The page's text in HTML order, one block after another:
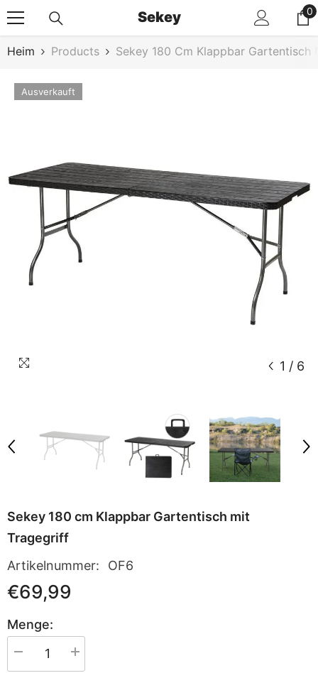
Sekey 00
Heim Products Sekey 180 Cm Klappbar Gartentisch
Ausverkauft
1 / 6
Sekey 180 cm Klappbar Gartentisch mit
Tragegriff
Artikelnummer:
OF6
€69,99
Menge:
Menge